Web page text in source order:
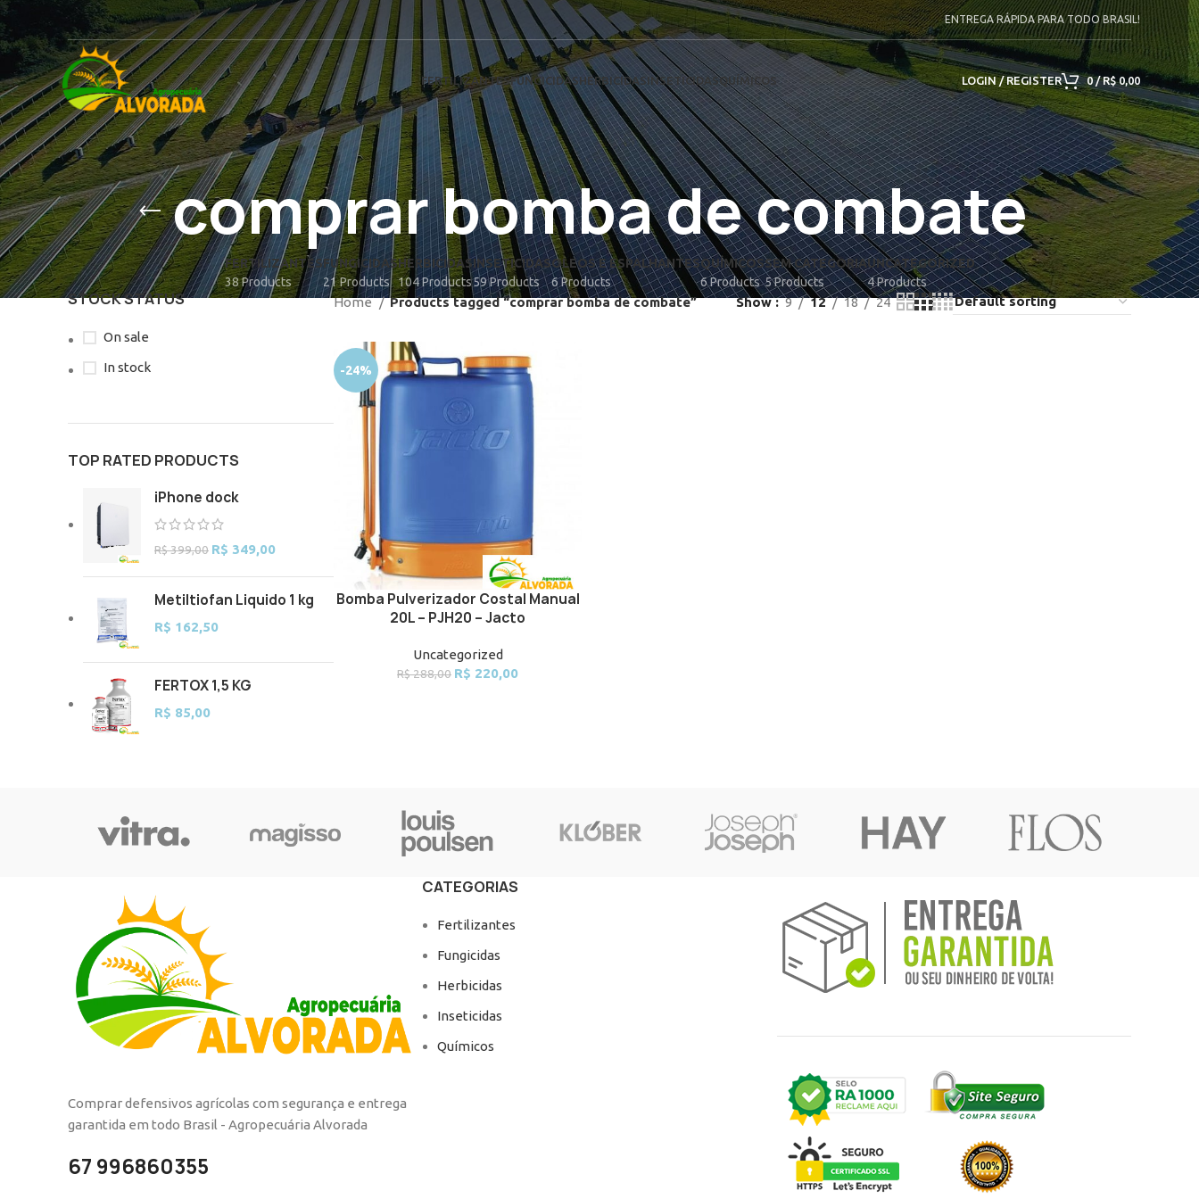
ENTREGA RÁPIDA PARA TODO BRASIL!
FERTILIZANTESFUNGICIDASHERBICIDASINSETICIDASQUÍMICOS LOGIN / REGISTER 0/ R$0,00
comprar bomba de combate
FERTILIZANTES
38 Products
FUNGICIDAS
21 Products
HERBICIDAS
104 Products
INSETICIDAS
59 Products
OLEOS E ESPALHANTES
6 Products
QUÍMICOS
6 Products
SEM CATEGORIA
5 Products
UNCATEGORIZED
4 Products
STOCK STATUS
On sale
In stock
TOP RATED PRODUCTS
iPhone dock
R$399,00 Original
was:
R$ 399,00.
R$ 349,00Current
is:
R$ 349,00.
Metiltiofan Liquido 1 kg
R$ 162,50
FERTOX 1,5 KG
R$ 85,00
Home Products tagged “comprar bomba de combate” Show 9 12 18 24
-24%
ADD TO CART
Bomba Pulverizador Costal Manual
20L – PJH20 – Jacto
Uncategorized
R$288,00 Original
R$ 220,00Current
Comprar defensivos agrícolas com segurança e entrega
garantida em todo Brasil - Agropecuária Alvorada
67 996860355
CATEGORIAS
Fertilizantes
Fungicidas
Herbicidas
Inseticidas
Químicos